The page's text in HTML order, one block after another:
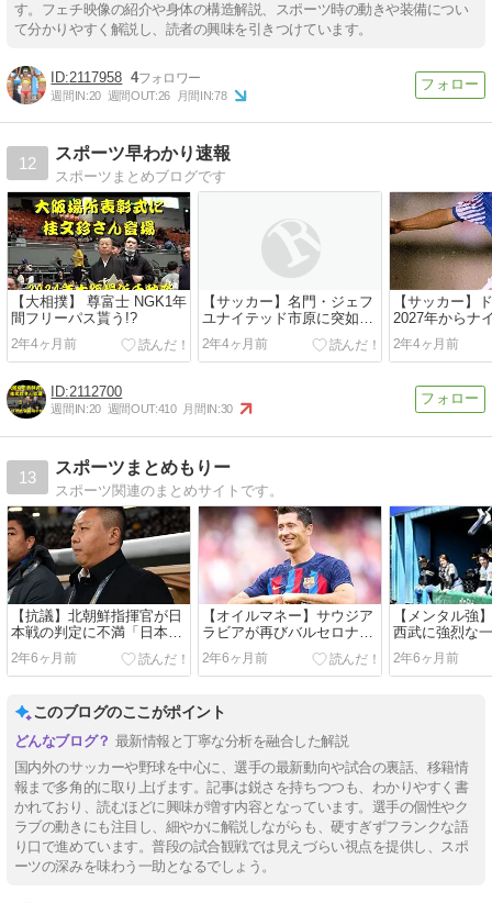
す。フェチ映像の紹介や身体の構造解説、スポーツ時の動きや装備につい
て分かりやすく解説し、読者の興味を引きつけています。
2117958 4
週間IN:20 週間OUT:26 月間IN:78
12
スポーツ早わかり速報
スポーツまとめブログです
【大相撲】 尊富士 NGK1年
間フリーパス貰う!?
2年4ヶ月前
【サッカー】名門・ジェフ
ユナイテッド市原に突如現
れたヒーロー!?
2年4ヶ月前
【サッカー】
2027年からナ
2年4ヶ月前
2112700
週間IN:20 週間OUT:410 月間IN:30
13
スポーツまとめもりー
スポーツ関連のまとめサイトです。
【抗議】北朝鮮指揮官が日
本戦の判定に不満「日本側
にかたよった判定が見受け
られた」
2年6ヶ月前
【オイルマネー】サウジア
ラビアが再びバルセロナ選
手に関心？レヴァンドフス
キら3選手の動向を注視
2年6ヶ月前
【メンタル強
西武に強烈な
いポーズで話
2年6ヶ月前
このブログのここがポイント
最新情報と丁寧な分析を融合した解説
国内外のサッカーや野球を中心に、選手の最新動向や試合の裏話、移籍情
報まで多角的に取り上げます。記事は鋭さを持ちつつも、わかりやすく書
かれており、読むほどに興味が増す内容となっています。選手の個性やク
ラブの動きにも注目し、細やかに解説しながらも、硬すぎずフランクな語
り口で進めています。普段の試合観戦では見えづらい視点を提供し、スポ
ーツの深みを味わう一助となるでしょう。